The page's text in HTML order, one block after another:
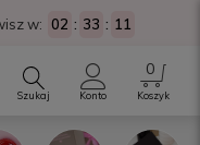
w: 02 : 33 : 11
Szukaj Konto Koszyk